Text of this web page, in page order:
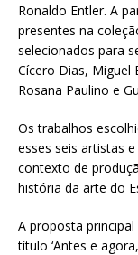
Ronaldo Entler. A
presentes na
selecionados para
Cícero Dias, Miguel
Rosana Paulino e
Os trabalhos
esses seis artistas
contexto de
história da arte do
A proposta
título ‘Antes e